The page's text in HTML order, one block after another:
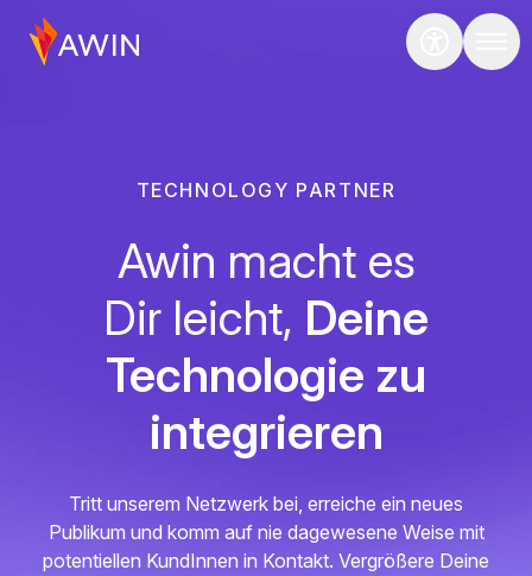
TECHNOLOGY PARTNER
Awin macht es
Dir leicht, Deine
Technologie zu
integrieren
Tritt unserem Netzwerk bei, erreiche ein neues
Publikum und komm auf nie dagewesene Weise mit
potentiellen KundInnen in Kontakt. Vergrößere Deine